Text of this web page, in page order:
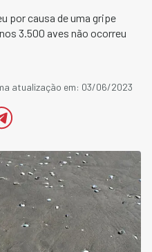
por causa de uma gripe
3.500 aves não ocorreu
atualização em: 03/06/2023